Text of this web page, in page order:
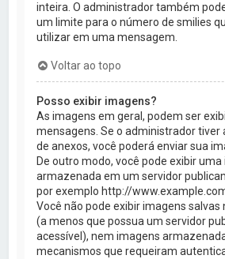
inteira. O administrador também
um limite para o número de smilies
utilizar em uma mensagem.
Voltar ao topo
Posso exibir imagens?
As imagens em geral, podem ser
mensagens. Se o administrador tiver
de anexos, você poderá enviar sua
De outro modo, você pode exibir
armazenada em um servidor
por exemplo http://
Você não pode exibir imagens salvas
(a menos que possua um servidor
acessível), nem imagens
mecanismos que requeiram